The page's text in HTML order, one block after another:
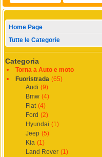
Home Page
Tutte le Categorie
Categoria
Torna a Auto e moto
Fuoristrada (65)
Audi (9)
Bmw (4)
Fiat (4)
Ford (2)
Hyundai (1)
Jeep (5)
Kia (1)
Land Rover (1)